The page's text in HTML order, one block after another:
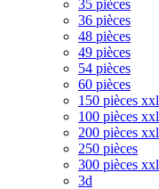
35 pièces
36 pièces
48 pièces
49 pièces
54 pièces
60 pièces
150 pièces xxl
100 pièces xxl
200 pièces xxl
250 pièces
300 pièces xxl
3d